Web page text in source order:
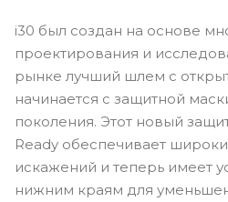
i30 был создан на основе
проектирования и
рынке лучший шлем с
начинается с защитной
поколения. Этот новый
Ready обеспечивает
искажений и теперь имеет
нижним краям для